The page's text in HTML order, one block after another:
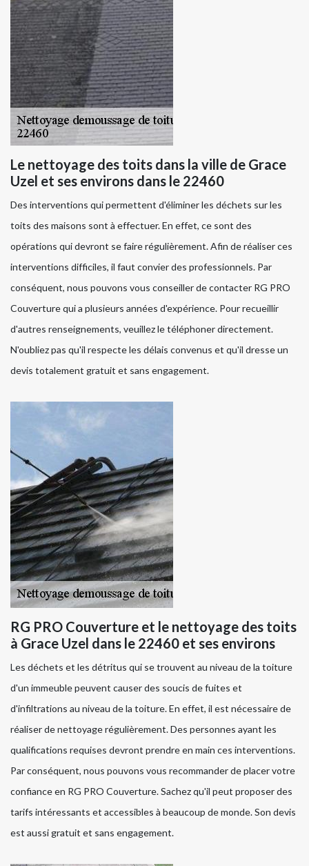
Le nettoyage des toits dans la ville de Grace
Uzel et ses environs dans le 22460
Des interventions qui permettent d'éliminer les déchets sur les
toits des maisons sont à effectuer. En effet, ce sont des
opérations qui devront se faire régulièrement. Afin de réaliser ces
interventions difficiles, il faut convier des professionnels. Par
conséquent, nous pouvons vous conseiller de contacter RG PRO
Couverture qui a plusieurs années d'expérience. Pour recueillir
d'autres renseignements, veuillez le téléphoner directement.
N'oubliez pas qu'il respecte les délais convenus et qu'il dresse un
devis totalement gratuit et sans engagement.
RG PRO Couverture et le nettoyage des toits
à Grace Uzel dans le 22460 et ses environs
Les déchets et les détritus qui se trouvent au niveau de la toiture
d'un immeuble peuvent causer des soucis de fuites et
d'infiltrations au niveau de la toiture. En effet, il est nécessaire de
réaliser de nettoyage régulièrement. Des personnes ayant les
qualifications requises devront prendre en main ces interventions.
Par conséquent, nous pouvons vous recommander de placer votre
confiance en RG PRO Couverture. Sachez qu'il peut proposer des
tarifs intéressants et accessibles à beaucoup de monde. Son devis
est aussi gratuit et sans engagement.